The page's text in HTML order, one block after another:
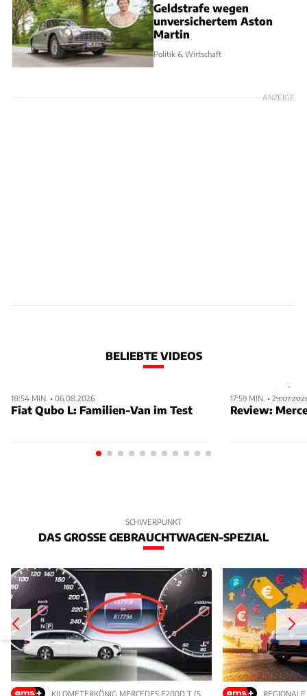
Geldstrafe wegen
unversichertem Aston
Martin
Politik & Wirtschaft
ANZEIGE
BELIEBTE VIDEOS
18:54 MIN. • 06.08.2026
Fiat Qubo L: Familien-Van im Test
17:59 MIN. •
Review:
SCHWERPUNKT
DAS GROSSE GEBRAUCHTWAGEN-SPEZIAL
KILOMETERKÖNIG MERCEDES E200D T (S